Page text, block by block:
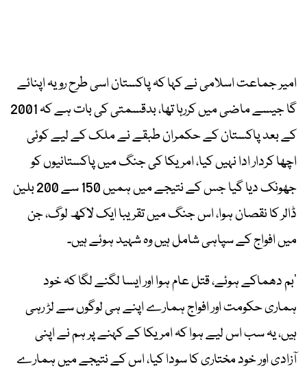
امیر جماعت اسلامی نے کہا کہ پاکستان اسی طرح رویہ اپنائے
گا جیسے ماضی میں کررہا تھا، بدقسمتی کی بات ہے کہ 2001
کے بعد پاکستان کے حکمران طبقے نے ملک کے لیے کوئی
اچھا کردار ادا نہیں کیا، امریکا کی جنگ میں پاکستانیوں کو
جھونک دیا گیا جس کے نتیجے میں ہمیں 150 سے 200 بلین
ڈالر کا نقصان ہوا، اس جنگ میں تقریبا ایک لاکھ لوگ، جن
میں افواج کے سپاہی شامل ہیں وہ شہید ہوئے ہیں۔
’بم دھماکے ہوئے، قتل عام ہوا اور ایسا لگنے لگا کہ خود
ہماری حکومت اور افواج ہمارے اپنے ہی لوگوں سے لڑ رہی
ہیں، یہ سب اس لیے ہوا کہ امریکا کے کہنے پر ہم نے اپنی
آزادی اور خود مختاری کا سودا کیا، اس کے نتیجے میں ہمارے